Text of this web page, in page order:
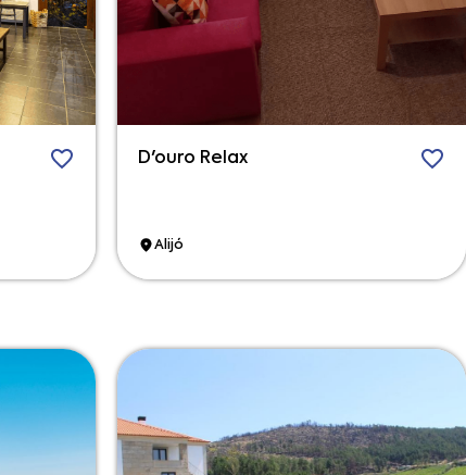
D'ouro Relax
Alijó